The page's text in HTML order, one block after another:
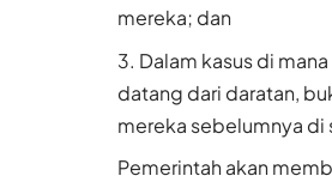
mereka; dan
Dalam kasus di
datang dari daratan,
mereka sebelumnya di
Pemerintah akan